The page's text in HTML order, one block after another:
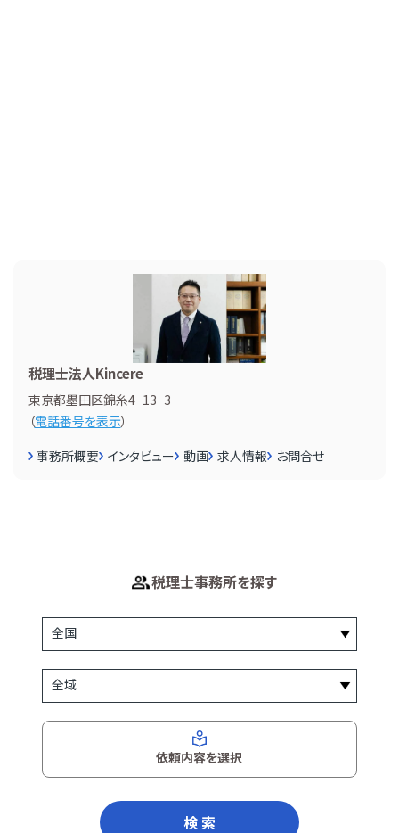
税理士法人Kincere
東京都墨田区錦糸4−13−3
（電話番号を表示）
事務所概要 インタビュー 動画 求人情報 お問合せ
税理士事務所を探す
依頼内容を選択
検 索